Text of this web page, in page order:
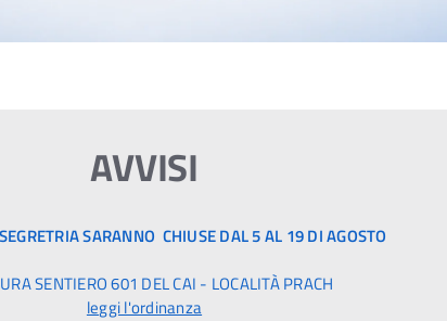
AVVISI
SARANNO CHIUSE DAL 5 AL 19 DI AGOSTO
SENTIERO 601 DEL CAI - LOCALITÀ PRACH
leggi l'ordinanza